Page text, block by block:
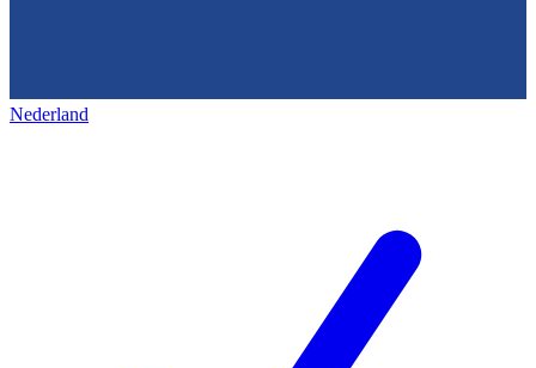
Nederland